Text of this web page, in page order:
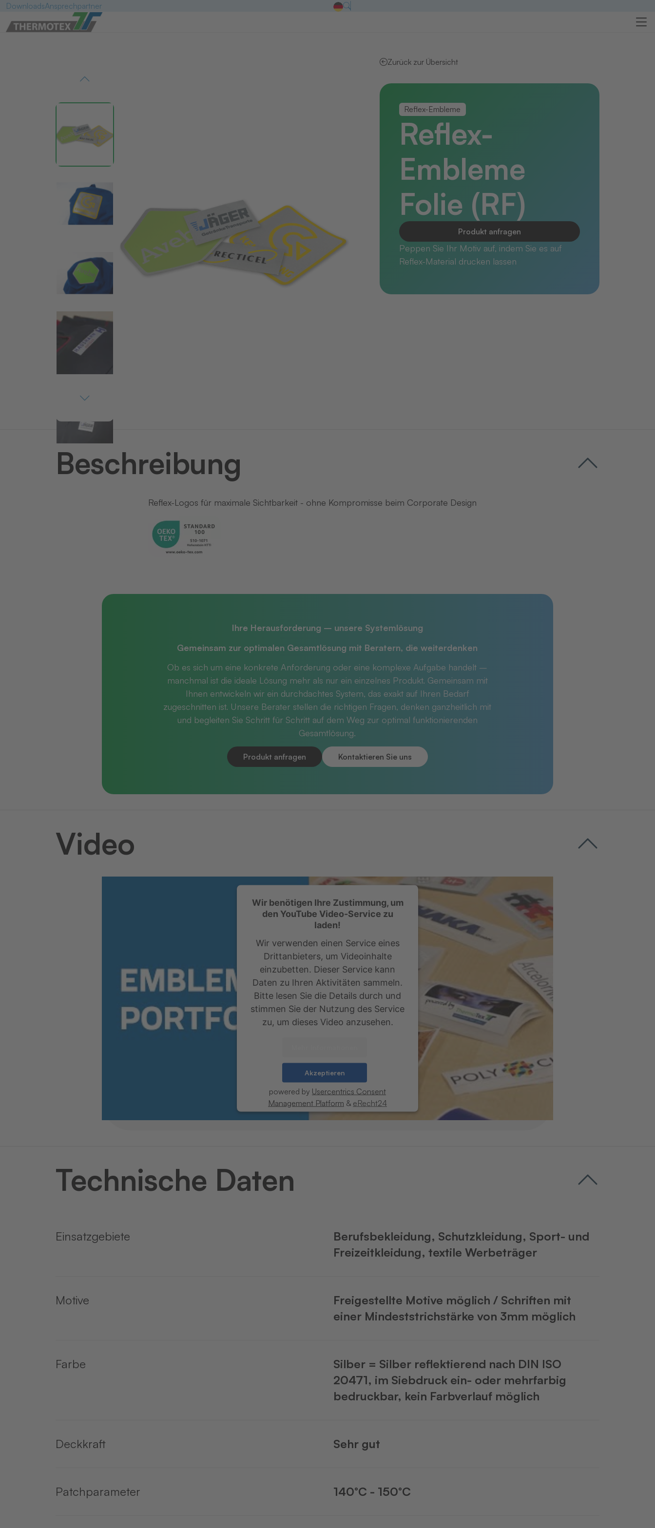
DownloadsAnsprechpartner
Zurück zur Übersicht
Reflex-Embleme
Reflex-
Embleme
Folie (RF)
Produkt anfragen
Peppen Sie Ihr Motiv auf, indem Sie es auf
Reflex-Material drucken lassen
Beschreibung
Reflex-Logos für maximale Sichtbarkeit - ohne Kompromisse beim Corporate Design
Ihre Herausforderung – unsere Systemlösung
Gemeinsam zur optimalen Gesamtlösung mit Beratern, die weiterdenken
Ob es sich um eine konkrete Anforderung oder eine komplexe Aufgabe handelt –
manchmal ist die ideale Lösung mehr als nur ein einzelnes Produkt. Gemeinsam mit
Ihnen entwickeln wir ein durchdachtes System, das exakt auf Ihren Bedarf
zugeschnitten ist. Unsere Berater stellen die richtigen Fragen, denken ganzheitlich mit
und begleiten Sie Schritt für Schritt auf dem Weg zur optimal funktionierenden
Gesamtlösung.
Produkt anfragen Kontaktieren Sie uns
Video
Wir benötigen Ihre Zustimmung, um
den YouTube Video-Service zu
laden!
Wir verwenden einen Service eines
Drittanbieters, um Videoinhalte
einzubetten. Dieser Service kann
Daten zu Ihren Aktivitäten sammeln.
Bitte lesen Sie die Details durch und
stimmen Sie der Nutzung des Service
zu, um dieses Video anzusehen.
Akzeptieren
powered by Usercentrics Consent
Management Platform & eRecht24
Technische Daten
Einsatzgebiete
Berufsbekleidung, Schutzkleidung, Sport- und
Freizeitkleidung, textile Werbeträger
Motive
Freigestellte Motive möglich / Schriften mit
einer Mindeststrichstärke von 3mm möglich
Farbe
Silber = Silber reflektierend nach DIN ISO
20471, im Siebdruck ein- oder mehrfarbig
bedruckbar, kein Farbverlauf möglich
Deckkraft Sehr gut
Patchparameter 140°C - 150°C